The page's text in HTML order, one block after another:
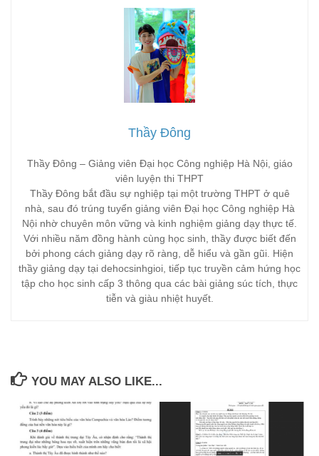
Thầy Đông
Thầy Đông – Giảng viên Đại học Công nghiệp Hà Nội, giáo
viên luyện thi THPT
Thầy Đông bắt đầu sự nghiệp tại một trường THPT ở quê
nhà, sau đó trúng tuyển giảng viên Đại học Công nghiệp Hà
Nội nhờ chuyên môn vững và kinh nghiệm giảng dạy thực tế.
Với nhiều năm đồng hành cùng học sinh, thầy được biết đến
bởi phong cách giảng dạy rõ ràng, dễ hiểu và gần gũi. Hiện
thầy giảng dạy tại dehocsinhgioi, tiếp tục truyền cảm hứng học
tập cho học sinh cấp 3 thông qua các bài giảng súc tích, thực
tiễn và giàu nhiệt huyết.
YOU MAY ALSO LIKE...